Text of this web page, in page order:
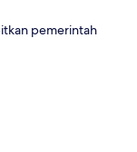
pemerintah